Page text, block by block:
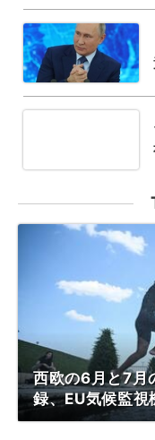
西欧の6月と7月
録、EU気候監視